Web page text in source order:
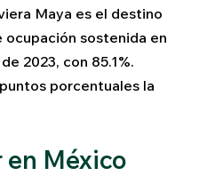
Maya es el destino
sostenida en
2023, con 85.1%.
porcentuales la
México